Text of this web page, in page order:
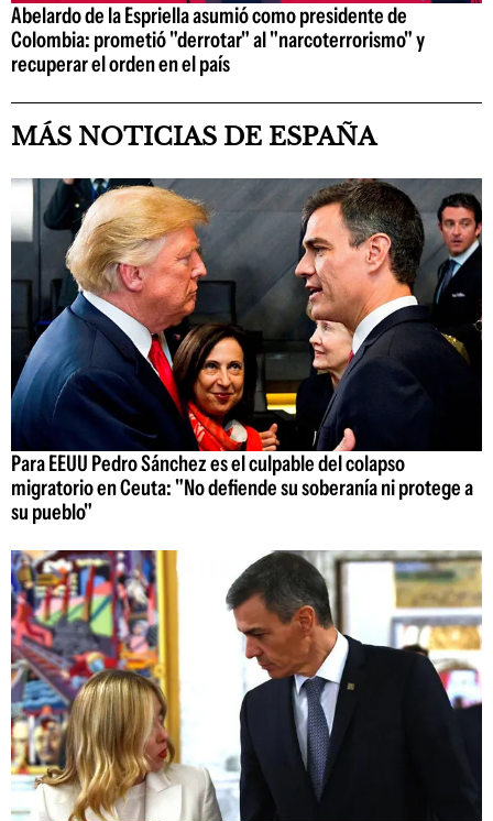
Abelardo de la Espriella asumió como presidente de
Colombia: prometió "derrotar" al "narcoterrorismo" y
recuperar el orden en el país
MÁS NOTICIAS DE ESPAÑA
Para EEUU Pedro Sánchez es el culpable del colapso
migratorio en Ceuta: "No defiende su soberanía ni protege a
su pueblo"